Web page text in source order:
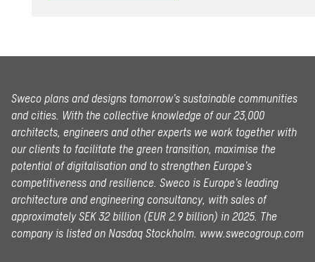
Sweco plans and designs tomorrow’s sustainable communities
and cities. With the collective knowledge of our 23,000
architects, engineers and other experts we work together with
our clients to facilitate the green transition, maximise the
potential of digitalisation and to strengthen Europe’s
competitiveness and resilience. Sweco is Europe’s leading
architecture and engineering consultancy, with sales of
approximately SEK 32 billion (EUR 2.9 billion) in 2025. The
company is listed on Nasdaq Stockholm. www.swecogroup.com